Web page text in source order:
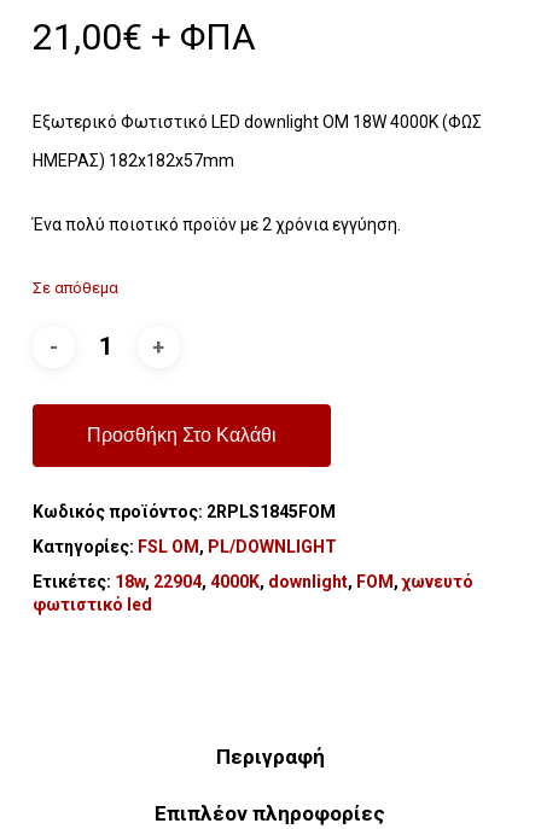
21,00€ + ΦΠΑ
Εξωτερικό Φωτιστικό LED downlight ΟΜ 18W 4000K (ΦΩΣ
ΗΜΕΡΑΣ) 182x182x57mm
Ένα πολύ ποιοτικό προϊόν με 2 χρόνια εγγύηση.
Σε απόθεμα
Προσθήκη Στο Καλάθι
Κωδικός προϊόντος: 2RPLS1845FOM
Κατηγορίες: FSL OM , PL/DOWNLIGHT
Ετικέτες: 18w, 22904, 4000K, downlight, FOM ,χωνευτό
φωτιστικό led
Περιγραφή
Επιπλέον πληροφορίες